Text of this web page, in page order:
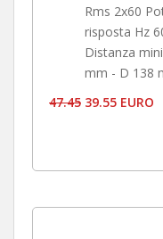
Rms 2x60
risposta Hz
Distanza
mm - D 138
47.45 39.55 EURO